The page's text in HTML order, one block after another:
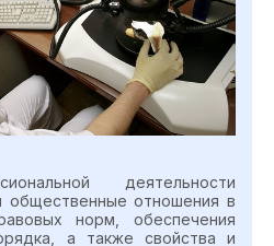
деятельности
общественные отношения в
норм, обеспечения
а также свойства и